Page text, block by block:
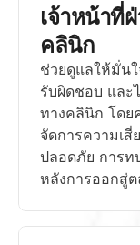
เจ้าหน้าที่
คลินิก
ช่วยดูแลให้มั่น
รับผิดชอบ และ
ทางคลินิก โด
จัดการความเสี่
ปลอดภัย การท
หลังการออกสู่